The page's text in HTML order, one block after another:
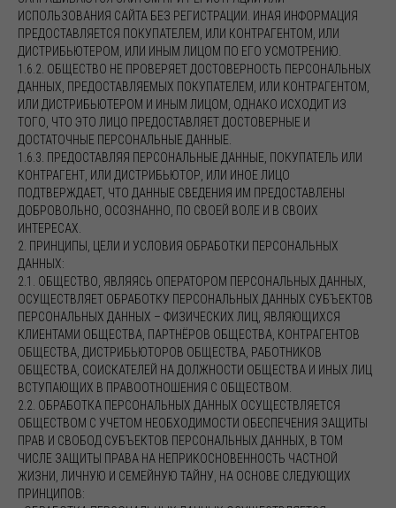
ИСПОЛЬЗОВАНИЯ САЙТА БЕЗ РЕГИСТРАЦИИ. ИНАЯ ИНФОРМАЦИЯ
ПРЕДОСТАВЛЯЕТСЯ ПОКУПАТЕЛЕМ, ИЛИ КОНТРАГЕНТОМ, ИЛИ
ДИСТРИБЬЮТЕРОМ, ИЛИ ИНЫМ ЛИЦОМ ПО ЕГО УСМОТРЕНИЮ.
1.6.2. ОБЩЕСТВО НЕ ПРОВЕРЯЕТ ДОСТОВЕРНОСТЬ ПЕРСОНАЛЬНЫХ
ДАННЫХ, ПРЕДОСТАВЛЯЕМЫХ ПОКУПАТЕЛЕМ, ИЛИ КОНТРАГЕНТОМ,
ИЛИ ДИСТРИБЬЮТЕРОМ И ИНЫМ ЛИЦОМ, ОДНАКО ИСХОДИТ ИЗ
ТОГО, ЧТО ЭТО ЛИЦО ПРЕДОСТАВЛЯЕТ ДОСТОВЕРНЫЕ И
ДОСТАТОЧНЫЕ ПЕРСОНАЛЬНЫЕ ДАННЫЕ.
1.6.3. ПРЕДОСТАВЛЯЯ ПЕРСОНАЛЬНЫЕ ДАННЫЕ, ПОКУПАТЕЛЬ ИЛИ
КОНТРАГЕНТ, ИЛИ ДИСТРИБЬЮТОР, ИЛИ ИНОЕ ЛИЦО
ПОДТВЕРЖДАЕТ, ЧТО ДАННЫЕ СВЕДЕНИЯ ИМ ПРЕДОСТАВЛЕНЫ
ДОБРОВОЛЬНО, ОСОЗНАННО, ПО СВОЕЙ ВОЛЕ И В СВОИХ
ИНТЕРЕСАХ.
2. ПРИНЦИПЫ, ЦЕЛИ И УСЛОВИЯ ОБРАБОТКИ ПЕРСОНАЛЬНЫХ
ДАННЫХ:
2.1. ОБЩЕСТВО, ЯВЛЯЯСЬ ОПЕРАТОРОМ ПЕРСОНАЛЬНЫХ ДАННЫХ,
ОСУЩЕСТВЛЯЕТ ОБРАБОТКУ ПЕРСОНАЛЬНЫХ ДАННЫХ СУБЪЕКТОВ
ПЕРСОНАЛЬНЫХ ДАННЫХ – ФИЗИЧЕСКИХ ЛИЦ, ЯВЛЯЮЩИХСЯ
КЛИЕНТАМИ ОБЩЕСТВА, ПАРТНЁРОВ ОБЩЕСТВА, КОНТРАГЕНТОВ
ОБЩЕСТВА, ДИСТРИБЬЮТОРОВ ОБЩЕСТВА, РАБОТНИКОВ
ОБЩЕСТВА, СОИСКАТЕЛЕЙ НА ДОЛЖНОСТИ ОБЩЕСТВА И ИНЫХ ЛИЦ
ВСТУПАЮЩИХ В ПРАВООТНОШЕНИЯ С ОБЩЕСТВОМ.
2.2. ОБРАБОТКА ПЕРСОНАЛЬНЫХ ДАННЫХ ОСУЩЕСТВЛЯЕТСЯ
ОБЩЕСТВОМ С УЧЕТОМ НЕОБХОДИМОСТИ ОБЕСПЕЧЕНИЯ ЗАЩИТЫ
ПРАВ И СВОБОД СУБЪЕКТОВ ПЕРСОНАЛЬНЫХ ДАННЫХ, В ТОМ
ЧИСЛЕ ЗАЩИТЫ ПРАВА НА НЕПРИКОСНОВЕННОСТЬ ЧАСТНОЙ
ЖИЗНИ, ЛИЧНУЮ И СЕМЕЙНУЮ ТАЙНУ, НА ОСНОВЕ СЛЕДУЮЩИХ
ПРИНЦИПОВ: